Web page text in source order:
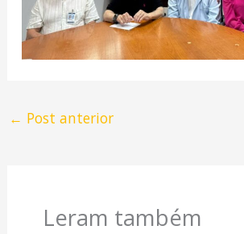
← Post anterior
Leram também